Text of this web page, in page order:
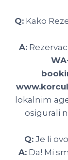
Q:Kako
A:
lokalnim
osigurali
Q:Je li
A:Da! Mi